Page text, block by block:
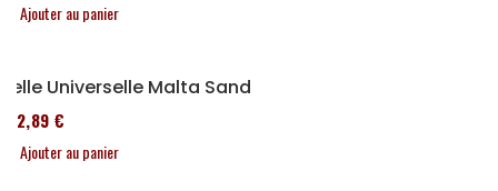
Ajouter au panier
Selle Universelle Malta Sand
152,89 €
Ajouter au panier